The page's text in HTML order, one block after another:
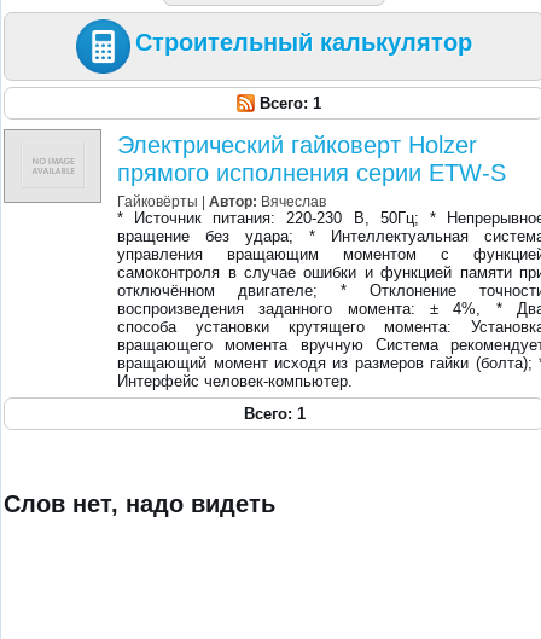
Строительный калькулятор
Всего: 1
Электрический гайковерт Holzer
прямого исполнения серии ETW-S
Гайковёрты |Автор: Вячеслав
* Источник питания: 220-230 В, 50Гц; *
вращение без удара; * Интеллектуальная
управления вращающим моментом с
самоконтроля в случае ошибки и функцией памяти
отключённом двигателе; * Отклонение
воспроизведения заданного момента: ± 4%, *
способа установки крутящего момента:
вращающего момента вручную Система
вращающий момент исходя из размеров гайки (болта);
Интерфейс человек-компьютер.
Всего: 1
Слов нет, надо видеть